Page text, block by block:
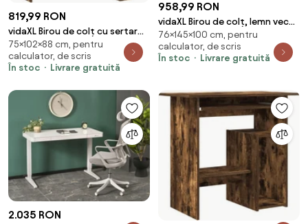
819,99 RON
vidaXL Birou de colț cu sertar
Stejar fumuriu 102 x 88 x 75 cm
75×102×88 cm, pentru
calculator, de scris
În stoc
Livrare gratuită
958,99 RON
vidaXL Birou de colț, lemn vechi,
145 x 100 x 76 cm, PAL
76×145×100 cm, pentru
calculator, de scris
În stoc
Livrare gratuită
2.035 RON